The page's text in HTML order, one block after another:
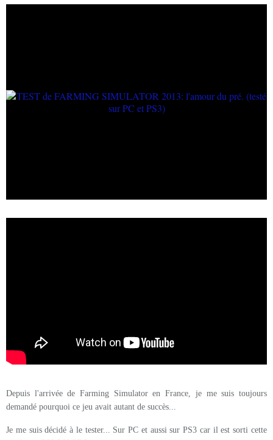
Depuis l'arrivée de Farming Simulator en France, je me suis toujours
demandé pourquoi ce jeu avait autant de succès...
Je me suis décidé à le tester... Sur PC et aussi sur PS3 car il est sorti cette